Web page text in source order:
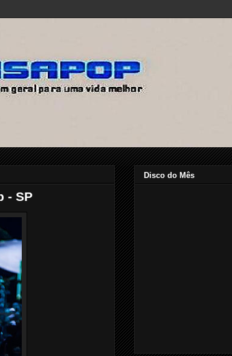
- SP
Disco do Mês